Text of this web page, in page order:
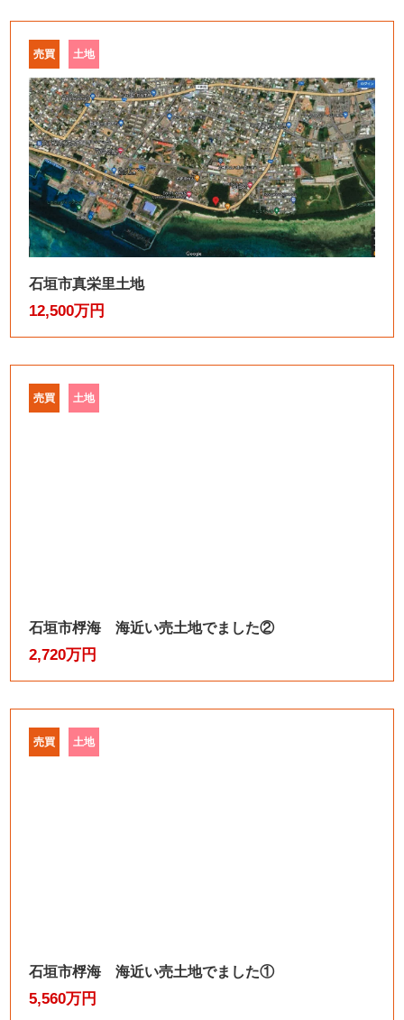
売買 土地
石垣市真栄里土地
12,500万円
売買 土地
石垣市桴海 海近い売土地でました②
2,720万円
売買 土地
石垣市桴海 海近い売土地でました①
5,560万円